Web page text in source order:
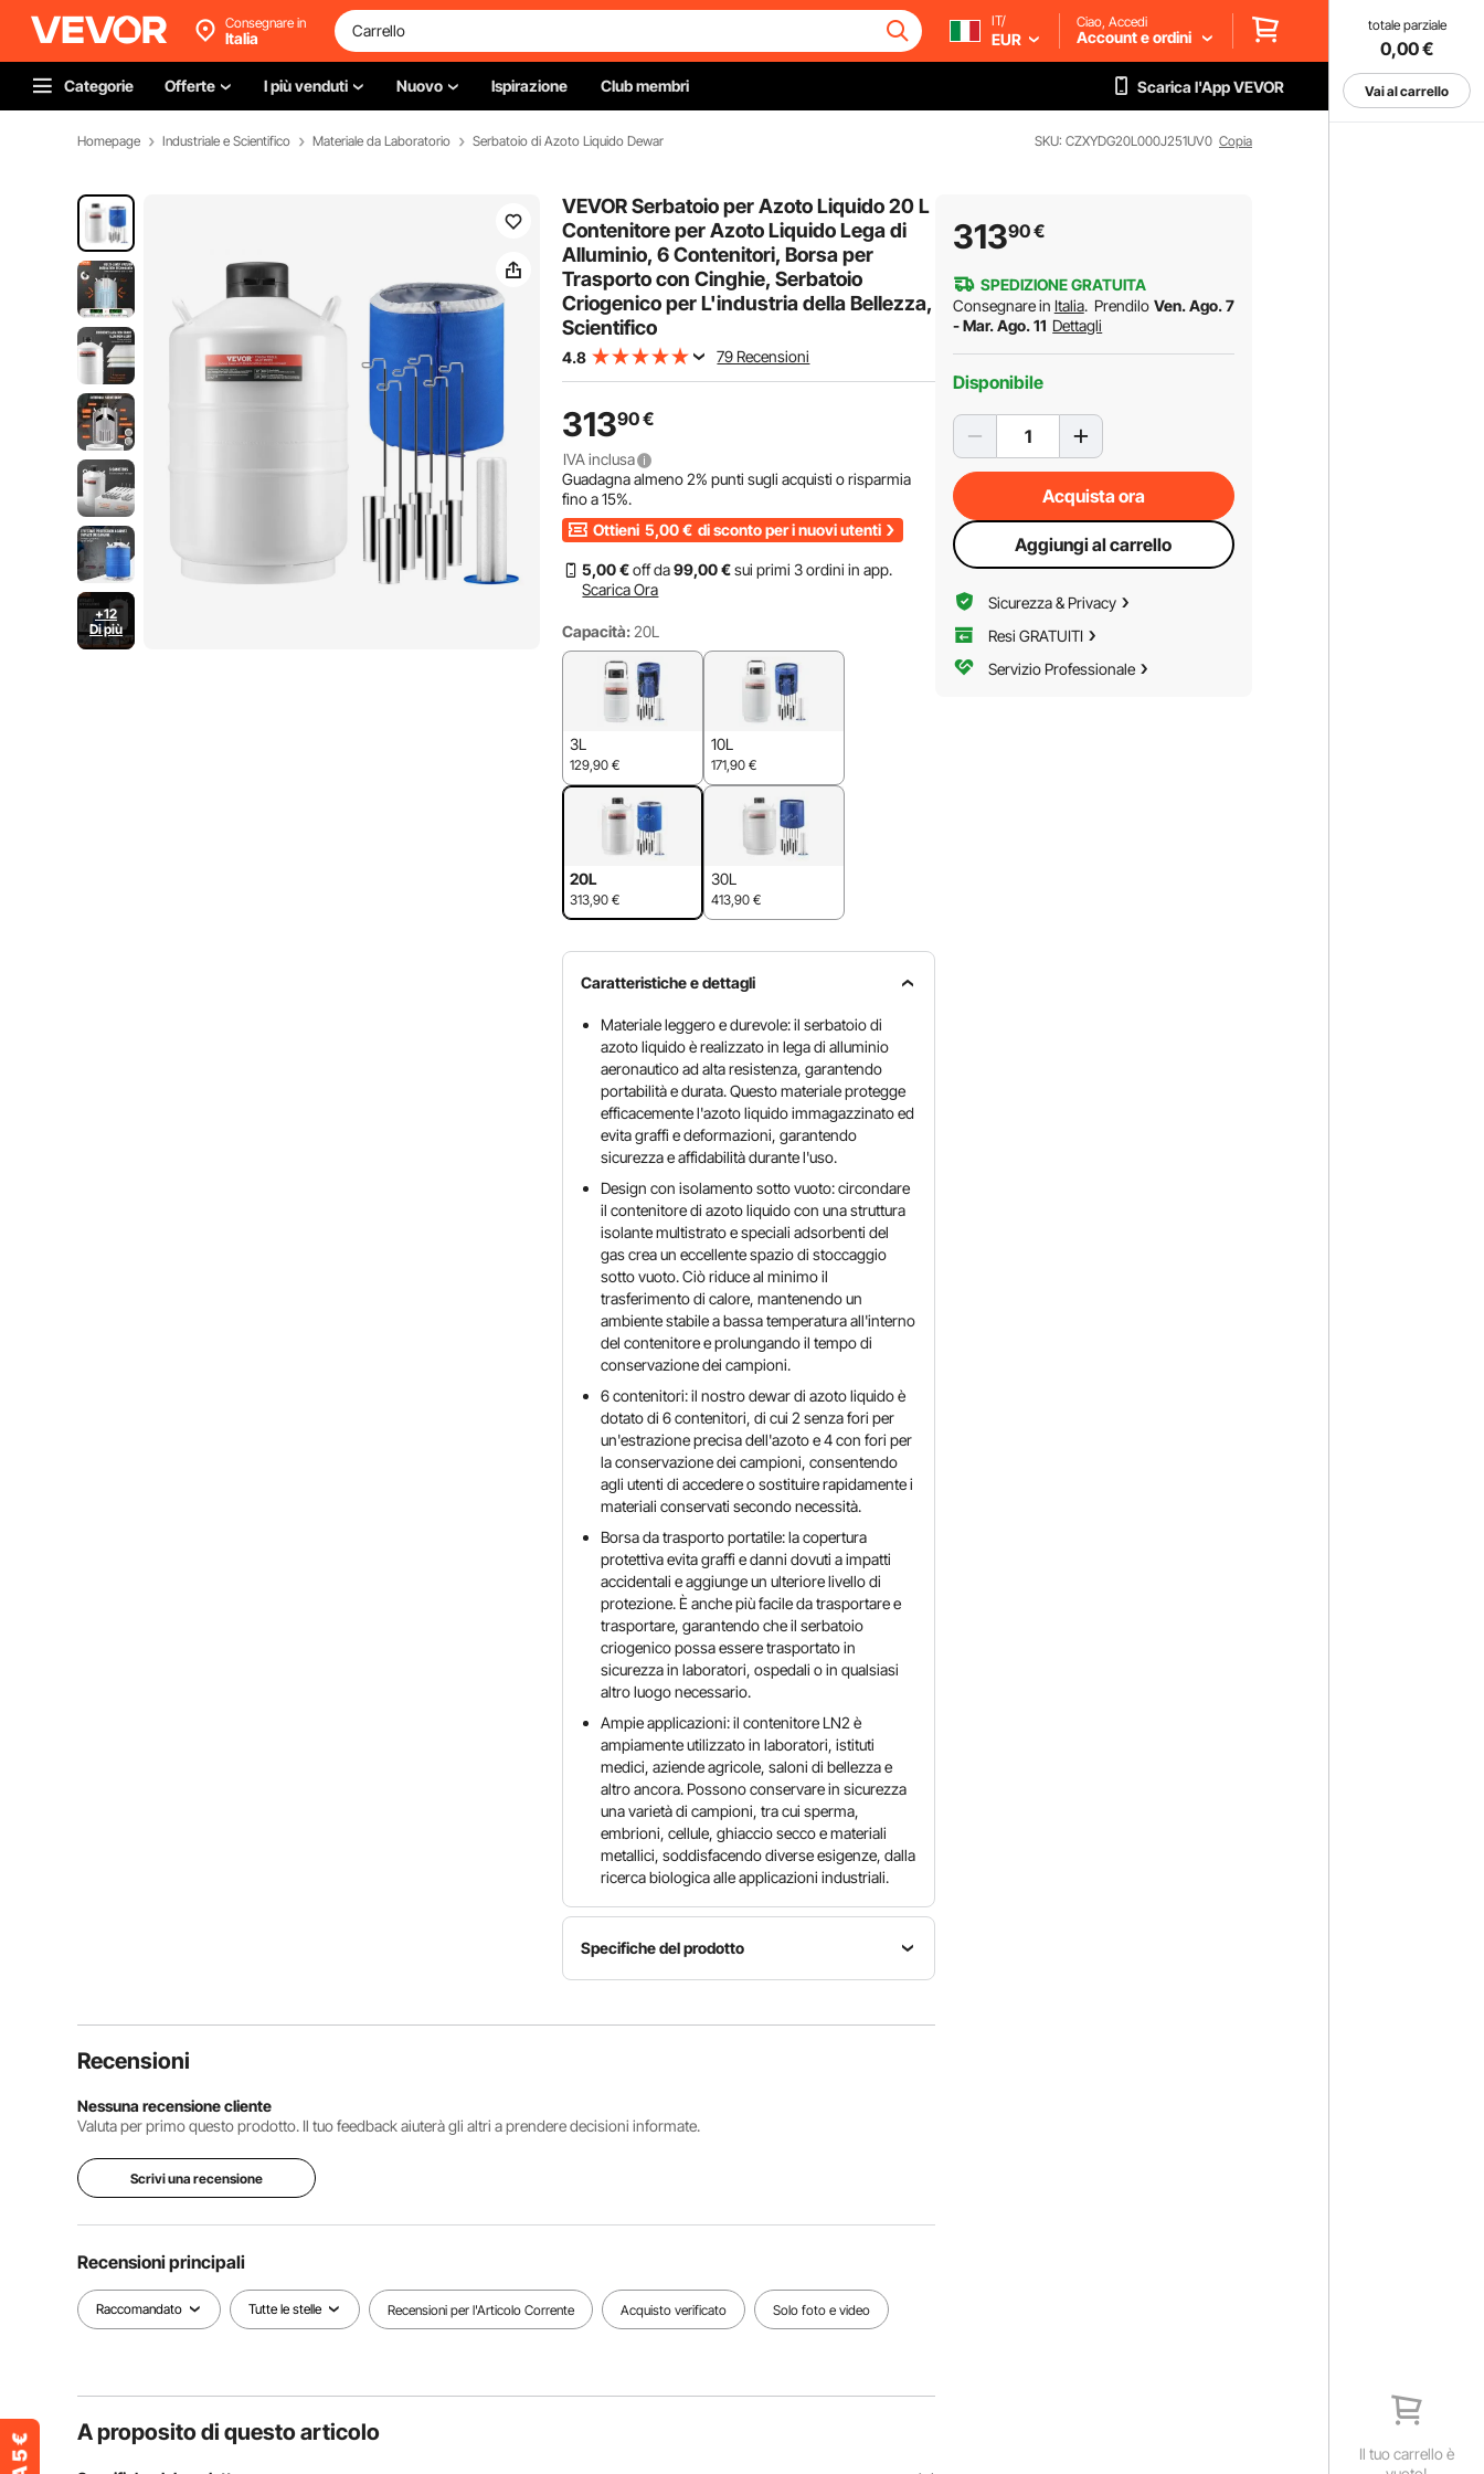
totale parziale
0,00€
Vai al carrello
Il tuo carrello è
Consegnare in
Italia
IT/
EUR
Ciao, Accedi
Account e ordini
Categorie Offerte I più venduti Nuovo Ispirazione Club membri Scarica l'App VEVOR
Homepage Industriale e Scientifico Materiale da Laboratorio Serbatoio di Azoto Liquido Dewar SKU: CZXYDG20L000J251UV0 Copia
+12
Di più
VEVOR Serbatoio per Azoto Liquido 20 L
Contenitore per Azoto Liquido Lega di
Alluminio, 6 Contenitori, Borsa per
Trasporto con Cinghie, Serbatoio
Criogenico per L'industria della Bellezza,
Scientifico
4.8 79 Recensioni
31390€
IVA inclusa
Guadagna almeno2% punti sugli acquisti o risparmia
fino a15%.
Ottieni 5,00 € di sconto per i nuovi utenti
5,00 €off da99,00 €sui primi 3 ordini in app.
Scarica Ora
Capacità: 20L
3L
129,90 €
10L
171,90 €
20L
313,90 €
30L
413,90 €
Caratteristiche e dettagli
Materiale leggero e durevole: il serbatoio di
azoto liquido è realizzato in lega di alluminio
aeronautico ad alta resistenza, garantendo
portabilità e durata. Questo materiale protegge
efficacemente l'azoto liquido immagazzinato ed
evita graffi e deformazioni, garantendo
sicurezza e affidabilità durante l'uso.
Design con isolamento sotto vuoto: circondare
il contenitore di azoto liquido con una struttura
isolante multistrato e speciali adsorbenti del
gas crea un eccellente spazio di stoccaggio
sotto vuoto. Ciò riduce al minimo il
trasferimento di calore, mantenendo un
ambiente stabile a bassa temperatura all'interno
del contenitore e prolungando il tempo di
conservazione dei campioni.
6 contenitori: il nostro dewar di azoto liquido è
dotato di 6 contenitori, di cui 2 senza fori per
un'estrazione precisa dell'azoto e 4 con fori per
la conservazione dei campioni, consentendo
agli utenti di accedere o sostituire rapidamente i
materiali conservati secondo necessità.
Borsa da trasporto portatile: la copertura
protettiva evita graffi e danni dovuti a impatti
accidentali e aggiunge un ulteriore livello di
protezione. È anche più facile da trasportare e
trasportare, garantendo che il serbatoio
criogenico possa essere trasportato in
sicurezza in laboratori, ospedali o in qualsiasi
altro luogo necessario.
Ampie applicazioni: il contenitore LN2 è
ampiamente utilizzato in laboratori, istituti
medici, aziende agricole, saloni di bellezza e
altro ancora. Possono conservare in sicurezza
una varietà di campioni, tra cui sperma,
embrioni, cellule, ghiaccio secco e materiali
metallici, soddisfacendo diverse esigenze, dalla
ricerca biologica alle applicazioni industriali.
Specifiche del prodotto
Numero
Capacità
del foro
67,0 cm
statica
Recensioni
Nessuna recensione cliente
Valuta per primo questo prodotto. Il tuo feedback aiuterà gli altri a prendere decisioni informate.
Scrivi una recensione
Recensioni principali
Raccomandato Tutte le stelle Recensioni per l'Articolo Corrente Acquisto verificato Solo foto e video
A proposito di questo articolo
31390€
SPEDIZIONE GRATUITA
Consegnare in Italia. Prendilo Ven. Ago. 7
- Mar. Ago. 11 Dettagli
Disponibile
Acquista ora
Aggiungi al carrello
Sicurezza & Privacy
Resi GRATUITI
Servizio Professionale